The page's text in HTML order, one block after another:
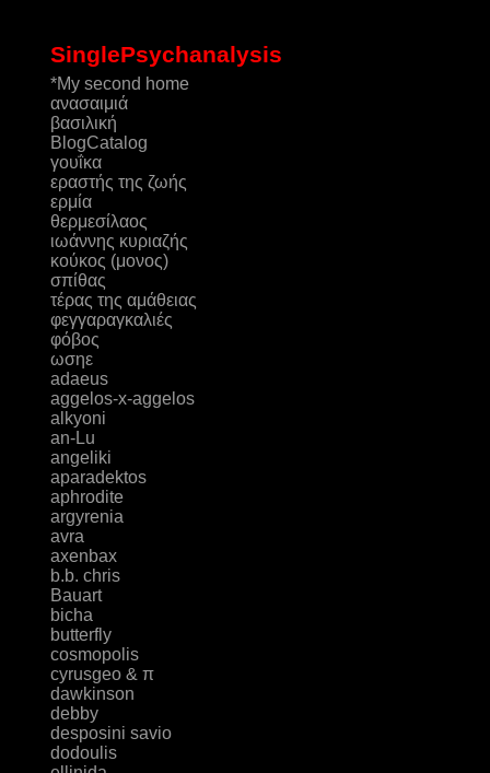
SinglePsychanalysis
*My second home
ανασαιμιά
βασιλική
ΒlogCatalog
γουΐκα
εραστής της ζωής
ερμία
θερμεσίλαος
ιωάννης κυριαζής
κούκος (μονος)
σπίθας
τέρας της αμάθειας
φεγγαραγκαλιές
φόβος
ωσηε
adaeus
aggelos-x-aggelos
alkyoni
an-Lu
angeliki
aparadektos
aphrodite
argyrenia
avra
axenbax
b.b. chris
Bauart
bicha
butterfly
cosmopolis
cyrusgeo & π
dawkinson
debby
desposini savio
dodoulis